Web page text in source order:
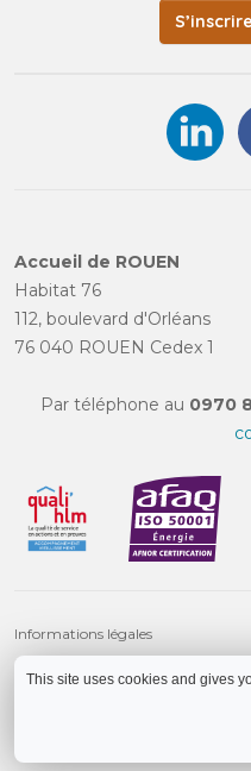
Accueil de ROUEN
Habitat 76
112, boulevard d'Orléans
76 040 ROUEN Cedex 1
Par téléphone au 0970
Informations légales
Charte des données personnelles
This site uses cookies and gives